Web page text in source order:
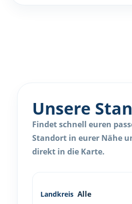
Unsere
Findet schnell euren
Standort in eurer Nähe
direkt in die Karte.
Landkreis